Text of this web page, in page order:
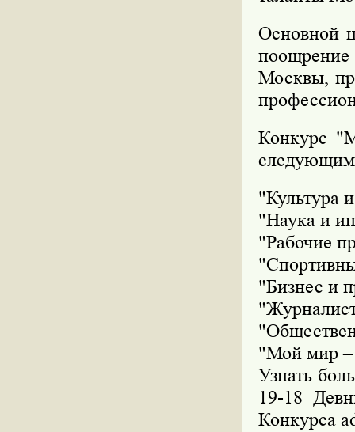
Основной
Москвы,
Конкурс
"Культура
"Наука и
"Рабочие
"Бизнес и
"Мой мир –
Узнать
19-18
Конкурса